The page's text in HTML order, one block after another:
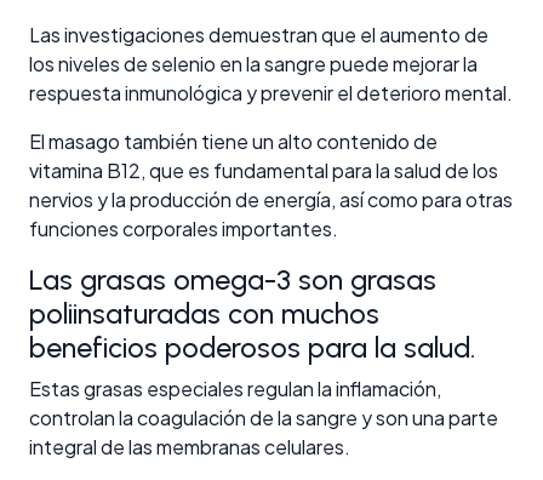
Las investigaciones demuestran que el aumento de
los niveles de selenio en la sangre puede mejorar la
respuesta inmunológica y prevenir el deterioro mental.
El masago también tiene un alto contenido de
vitamina B12, que es fundamental para la salud de los
nervios y la producción de energía, así como para otras
funciones corporales importantes.
Las grasas omega-3 son grasas
poliinsaturadas con muchos
beneficios poderosos para la salud.
Estas grasas especiales regulan la inflamación,
controlan la coagulación de la sangre y son una parte
integral de las membranas celulares.